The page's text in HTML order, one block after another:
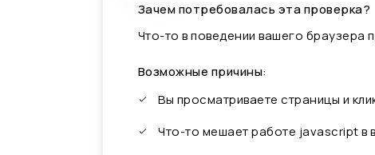
Зачем потребовалась эта проверка?
Что-то в поведении вашего браузера
Возможные причины:
Вы просматриваете страницы и
Что-то мешает работе javascript в